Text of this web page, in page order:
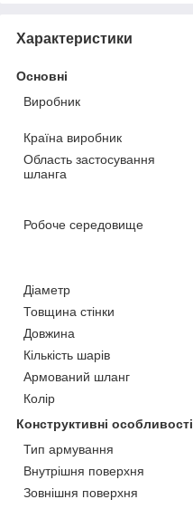
Характеристики
Основні
Виробник
Країна виробник
Область застосування
шланга
Робоче середовище
Діаметр
Товщина стінки
Довжина
Кількість шарів
Армований шланг
Колір
Конструктивні особливості
Тип армування
Внутрішня поверхня
Зовнішня поверхня